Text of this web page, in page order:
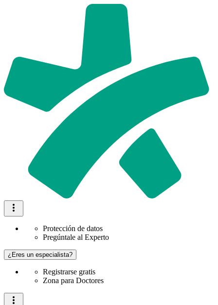
Protección de datos
Pregúntale al Experto
¿Eres un especialista?
Registrarse gratis
Zona para Doctores